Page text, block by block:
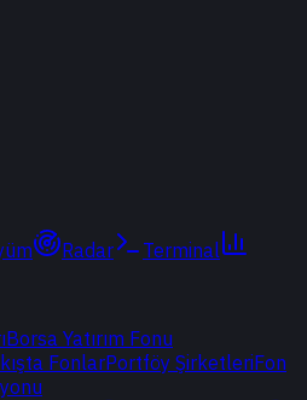
Radar
Terminal
Borsa Yatırım Fonu
FonlarPortföy ŞirketleriFon